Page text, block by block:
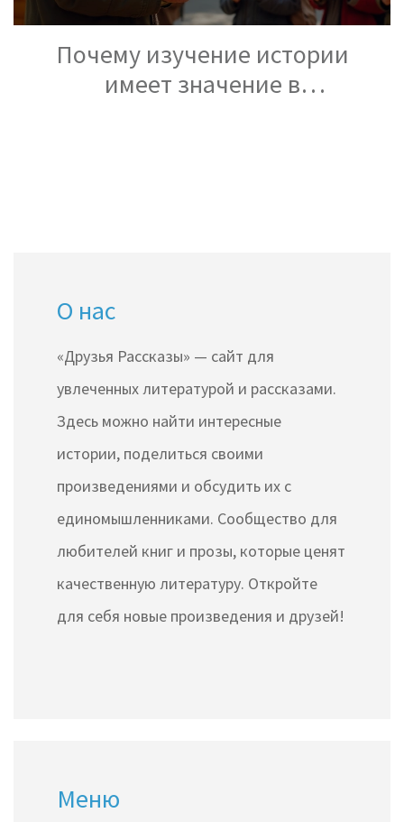
Почему изучение истории
имеет значение в
О нас
«Друзья Рассказы» — сайт для
увлеченных литературой и рассказами.
Здесь можно найти интересные
истории, поделиться своими
произведениями и обсудить их с
единомышленниками. Сообщество для
любителей книг и прозы, которые ценят
качественную литературу. Откройте
для себя новые произведения и друзей!
Меню